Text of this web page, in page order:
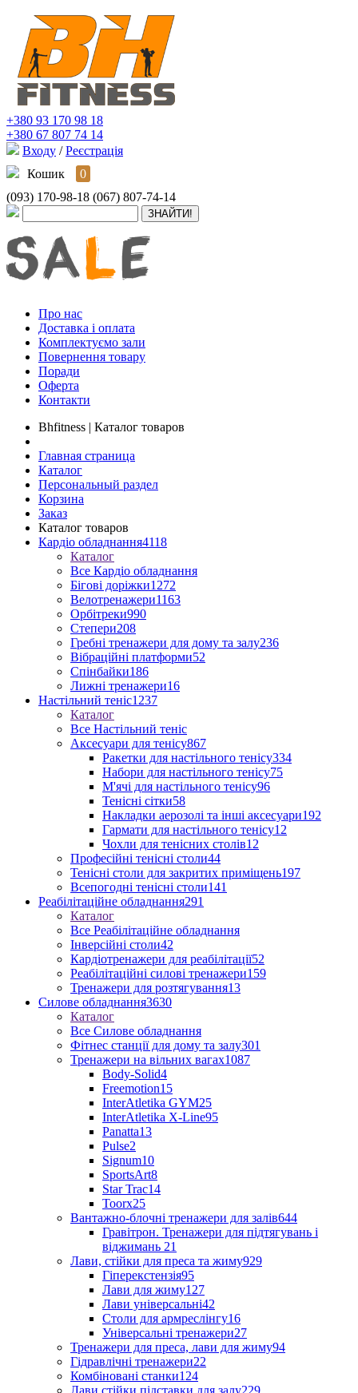
+380 93 170 98 18
+380 67 807 74 14
Входу / Реєстрація
Кошик
0
(093) 170-98-18 (067) 807-74-14
Про нас
Доставка і оплата
Комплектуємо зали
Повернення товару
Поради
Оферта
Контакти
Bhfitness | Каталог товаров
Главная страница
Каталог
Персональный раздел
Корзина
Заказ
Каталог товаров
Кардіо обладнання4118
Каталог
Все Кардіо обладнання
Бігові доріжки1272
Велотренажери1163
Орбітреки990
Степери208
Гребні тренажери для дому та залу236
Вібраційні платформи52
Спінбайки186
Лижні тренажери16
Настільний теніс1237
Каталог
Все Настільний теніс
Аксесуари для тенісу867
Ракетки для настільного тенісу334
Набори для настільного тенісу75
М'ячі для настільного тенісу96
Тенісні сітки58
Накладки аерозолі та інші аксесуари192
Гармати для настільного тенісу12
Чохли для тенісних столів12
Професійні тенісні столи44
Тенісні столи для закритих приміщень197
Всепогодні тенісні столи141
Реабілітаційне обладнання291
Каталог
Все Реабілітаційне обладнання
Інверсійні столи42
Кардіотренажери для реабілітації52
Реабілітаційні силові тренажери159
Тренажери для розтягування13
Силове обладнання3630
Каталог
Все Силове обладнання
Фітнес станції для дому та залу301
Тренажери на вільних вагах1087
Body-Solid4
Freemotion15
InterAtletika GYM25
InterAtletika X-Line95
Panatta13
Pulse2
Signum10
SportsArt8
Star Trac14
Toorx25
Вантажно-блочні тренажери для залів644
Гравітрон. Тренажери для підтягувань і
віджимань 21
Лави, стійки для преса та жиму929
Гіперекстензія95
Лави для жиму127
Лави універсальні42
Столи для армреслінгу16
Універсальні тренажери27
Тренажери для преса, лави для жиму94
Гідравлічні тренажери22
Комбіновані станки124
Лави стійки підставки для залу229